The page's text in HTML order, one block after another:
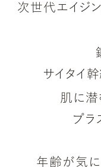
次世代エイジ
サイタイ
肌に潜
プラ
年齢が気に